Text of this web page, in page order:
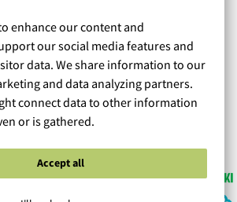
enhance our content and
our social media features and
data. We share information to our
and data analyzing partners.
connect data to other information
or is gathered.
Accept all
ja tuotteet laadukkaita. Olen ollut
kaikkiin tilaamiini tuotteisiin, kauniita
hyvältä myös päällä. Kiitos!❤️